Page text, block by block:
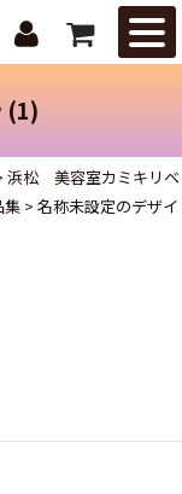
はじめての
トピックス
取扱商品
(1)
浜松 美容室カミキリベ
> 名称未設定のデザイ